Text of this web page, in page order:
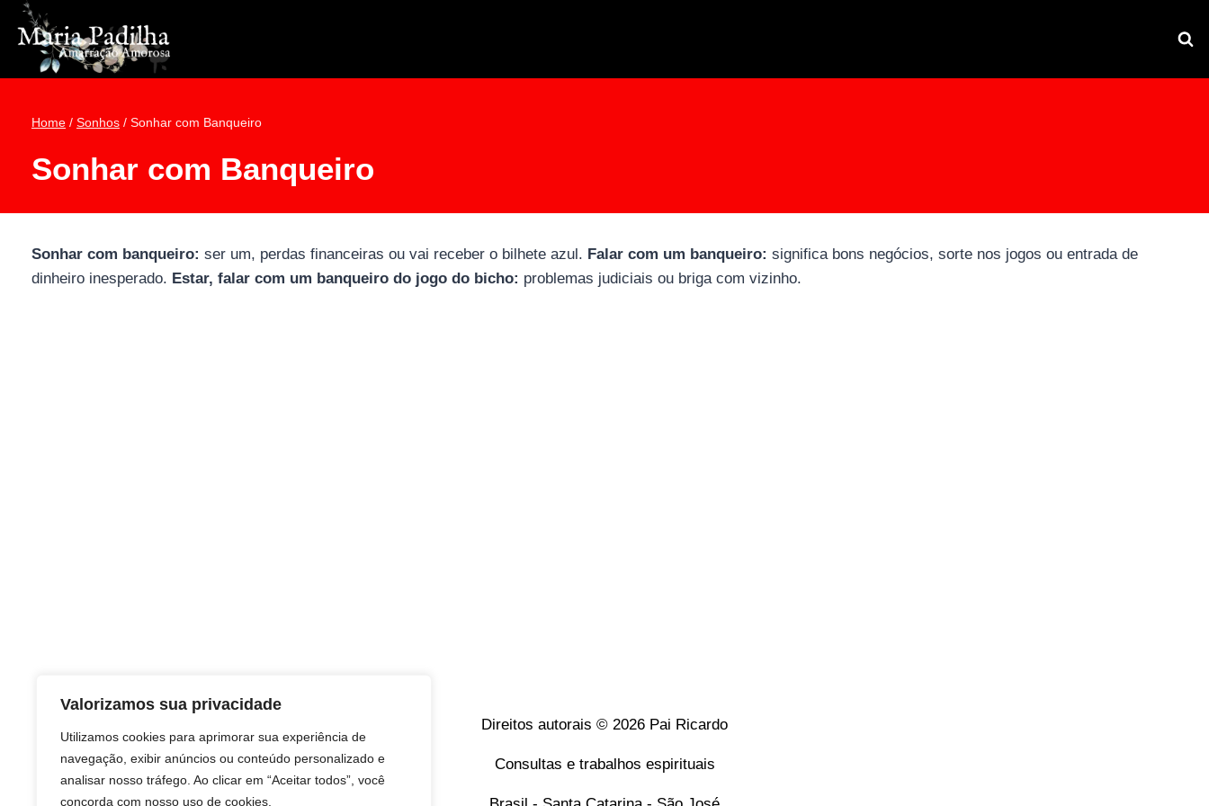
Valorizamos sua privacidade
Utilizamos cookies para aprimorar sua experiência de
navegação, exibir anúncios ou conteúdo personalizado e
analisar nosso tráfego. Ao clicar em “Aceitar todos”, você
concorda com nosso uso de cookies.
Pular
para
Conteúdo
Home / Sonhos / Sonhar com Banqueiro
Sonhar com Banqueiro
Sonhar com banqueiro: ser um, perdas financeiras ou vai receber o bilhete azul. Falar com um banqueiro: significa bons negócios, sorte nos jogos ou entrada de
dinheiro inesperado. Estar, falar com um banqueiro do jogo do bicho: problemas judiciais ou briga com vizinho.
Direitos autorais © 2026 Pai Ricardo
Consultas e trabalhos espirituais